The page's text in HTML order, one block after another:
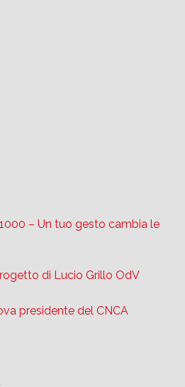
– Un tuo gesto cambia le
di Lucio Grillo OdV
presidente del CNCA